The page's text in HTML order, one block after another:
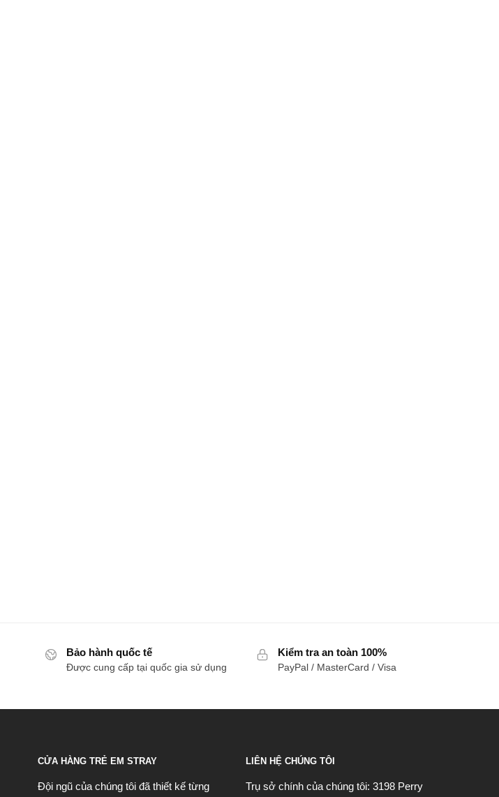
Bảo hành quốc tế
Được cung cấp tại quốc gia sử dụng
Kiểm tra an toàn 100%
PayPal / MasterCard / Visa
CỬA HÀNG TRẺ EM STRAY
Đội ngũ của chúng tôi đã thiết kế từng
LIÊN HỆ CHÚNG TÔI
Trụ sở chính của chúng tôi: 3198 Perry